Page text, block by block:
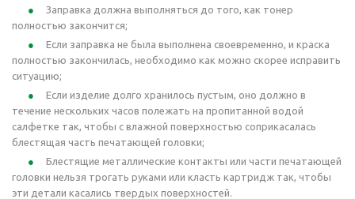
Заправка должна выполняться до того, как тонер
полностью закончится;
Если заправка не была выполнена своевременно, и краска
полностью закончилась, необходимо как можно скорее исправить
ситуацию;
Если изделие долго хранилось пустым, оно должно в
течение нескольких часов полежать на пропитанной водой
салфетке так, чтобы с влажной поверхностью соприкасалась
блестящая часть печатающей головки;
Блестящие металлические контакты или части печатающей
головки нельзя трогать руками или класть картридж так, чтобы
эти детали касались твердых поверхностей.